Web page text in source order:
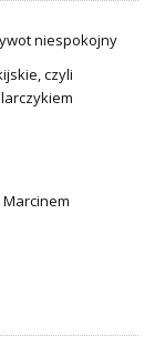
niespokojny
czyli